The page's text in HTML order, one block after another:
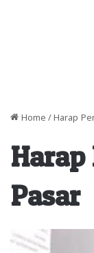
Home / Harap
Pasar